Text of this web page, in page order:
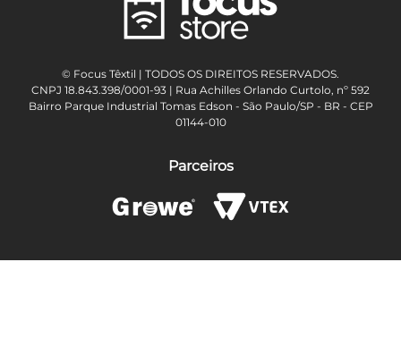
© Focus Têxtil | TODOS OS DIREITOS RESERVADOS.
CNPJ 18.843.398/0001-93 | Rua Achilles Orlando Curtolo, nº 592
Bairro Parque Industrial Tomas Edson - São Paulo/SP - BR - CEP
01144-010
Parceiros